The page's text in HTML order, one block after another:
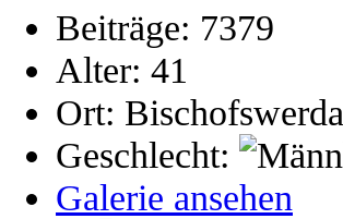
Beiträge: 7379
Alter: 41
Ort: Bischofswerda
Geschlecht:
Galerie ansehen